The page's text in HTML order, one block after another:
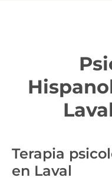
Terapia
en Laval